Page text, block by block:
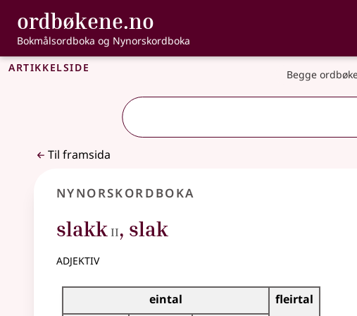
Gå til hovudinnhald
Tilgjenge
ordbøkene.no , Bokmålsordboka
Bokmålsordboka og Nynorskordboka
Artikkelside Begge
Til framsida
Nynorskordboka
slakk II, slak
adjektiv
Bøyningstabell for dette adjektivet
eintal fleirtal